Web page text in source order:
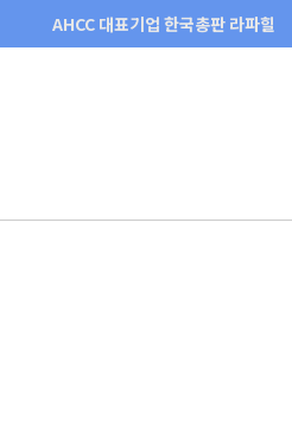
AHCC 대표기업 한국총판 라파힐